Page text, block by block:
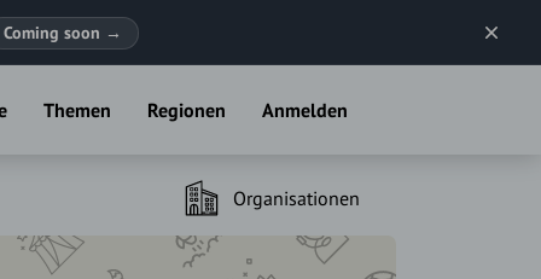
Coming soon →
Themen Regionen Anmelden
Organisationen